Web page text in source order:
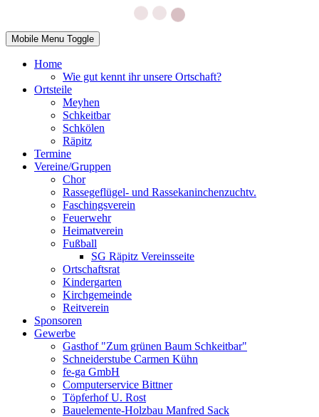
Mobile Menu Toggle
Home
Wie gut kennt ihr unsere Ortschaft?
Ortsteile
Meyhen
Schkeitbar
Schkölen
Räpitz
Termine
Vereine/Gruppen
Chor
Rassegeflügel- und Rassekaninchenzuchtv.
Faschingsverein
Feuerwehr
Heimatverein
Fußball
SG Räpitz Vereinsseite
Ortschaftsrat
Kindergarten
Kirchgemeinde
Reitverein
Sponsoren
Gewerbe
Gasthof "Zum grünen Baum Schkeitbar"
Schneiderstube Carmen Kühn
fe-ga GmbH
Computerservice Bittner
Töpferhof U. Rost
Bauelemente-Holzbau Manfred Sack